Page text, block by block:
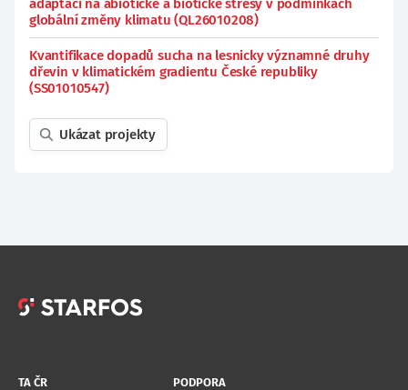
adaptaci na abiotické a biotické stresy v podmínkách
globální změny klimatu (QL26010208)
Kvantifikace dopadů sucha na lesnicky významné druhy
dřevin v klimatickém gradientu České republiky
(SS01010547)
Ukázat projekty
TA ČR PODPORA